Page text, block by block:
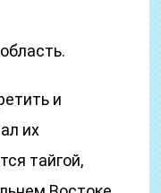
и
их
тайгой,